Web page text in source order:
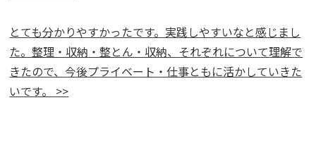
とても分かりやすかったです。実践しやすいなと感じまし
た。整理・収納・整とん・収納、それぞれについて理解で
きたので、今後プライベート・仕事ともに活かしていきた
いです。 >>